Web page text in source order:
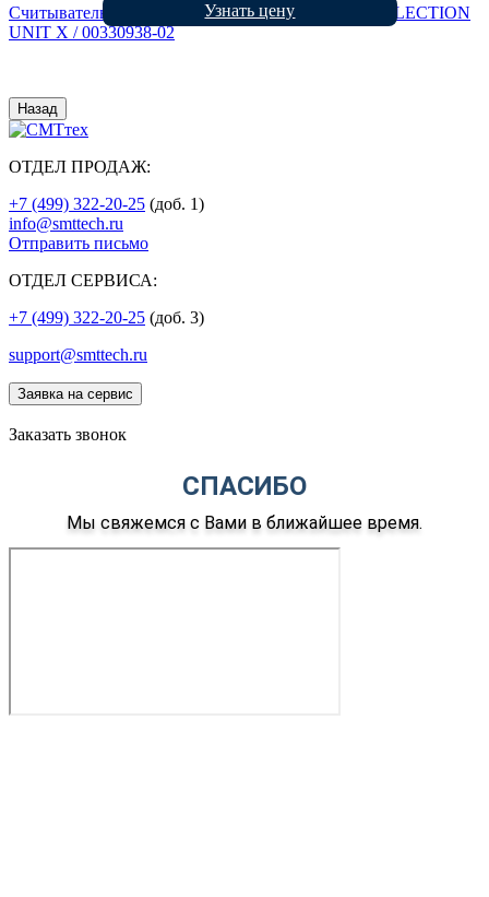
Считыватель меток положения головы ось X / DEFLECTION
UNIT X / 00330938-02
Узнать цену
Назад
ОТДЕЛ ПРОДАЖ:
+7 (499) 322-20-25 (доб. 1)
info@smttech.ru
Отправить письмо
ОТДЕЛ СЕРВИСА:
+7 (499) 322-20-25 (доб. 3)
support@smttech.ru
Заявка на сервис
Заказать звонок
СПАСИБО
Мы свяжемся с Вами в ближайшее время.